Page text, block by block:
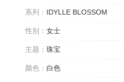
系列： IDYLLE BLOSSOM
性别： 女士
主题： 珠宝
颜色： 白色